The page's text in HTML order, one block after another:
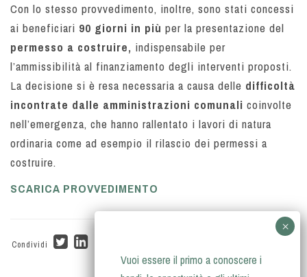
Con lo stesso provvedimento, inoltre, sono stati concessi
ai beneficiari 90 giorni in più per la presentazione del
permesso a costruire, indispensabile per
l’ammissibilità al finanziamento degli interventi proposti.
La decisione si è resa necessaria a causa delle difficoltà
incontrate dalle amministrazioni comunali coinvolte
nell’emergenza, che hanno rallentato i lavori di natura
ordinaria come ad esempio il rilascio dei permessi a
costruire.
SCARICA PROVVEDIMENTO
Condividi
Vuoi essere il primo a conoscere i